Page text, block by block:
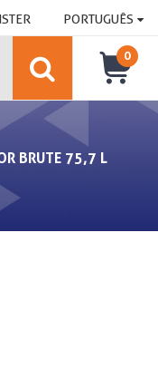
PORTUGUÊS
0
BRUTE 75,7 L